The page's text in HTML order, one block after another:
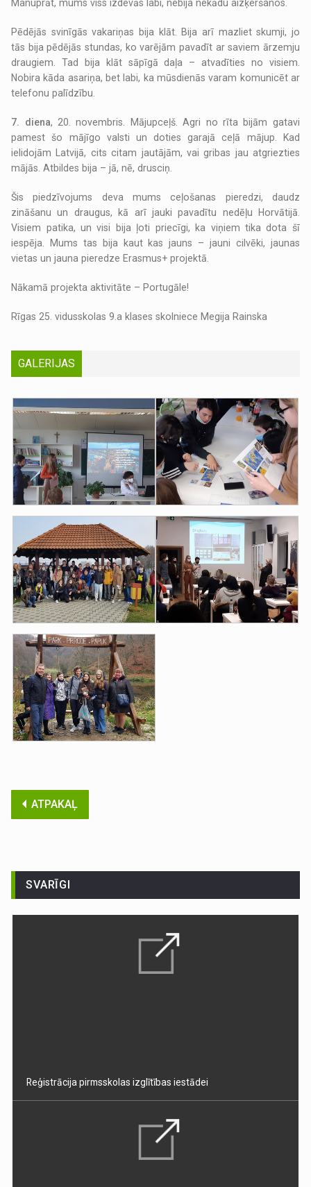
Manuprāt, mums viss izdevās labi, nebija nekādu aizķeršanos.
Pēdējās svinīgās vakariņas bija klāt. Bija arī mazliet skumji, jo
tās bija pēdējās stundas, ko varējām pavadīt ar saviem ārzemju
draugiem. Tad bija klāt sāpīgā daļa – atvadīties no visiem.
Nobira kāda asariņa, bet labi, ka mūsdienās varam komunicēt ar
telefonu palīdzību.
7. diena, 20. novembris. Mājupceļš. Agri no rīta bijām gatavi
pamest šo mājīgo valsti un doties garajā ceļā mājup. Kad
ielidojām Latvijā, cits citam jautājām, vai gribas jau atgriezties
mājās. Atbildes bija – jā, nē, drusciņ.
Šis piedzīvojums deva mums ceļošanas pieredzi, daudz
zināšanu un draugus, kā arī jauki pavadītu nedēļu Horvātijā.
Visiem patika, un visi bija ļoti priecīgi, ka viņiem tika dota šī
iespēja. Mums tas bija kaut kas jauns – jauni cilvēki, jaunas
vietas un jauna pieredze Erasmus+ projektā.
Nākamā projekta aktivitāte – Portugāle!
Rīgas 25. vidusskolas 9.a klases skolniece Megija Rainska
GALERIJAS
ATPAKAĻ
SVARĪGI
Reģistrācija pirmsskolas izglītības iestādei